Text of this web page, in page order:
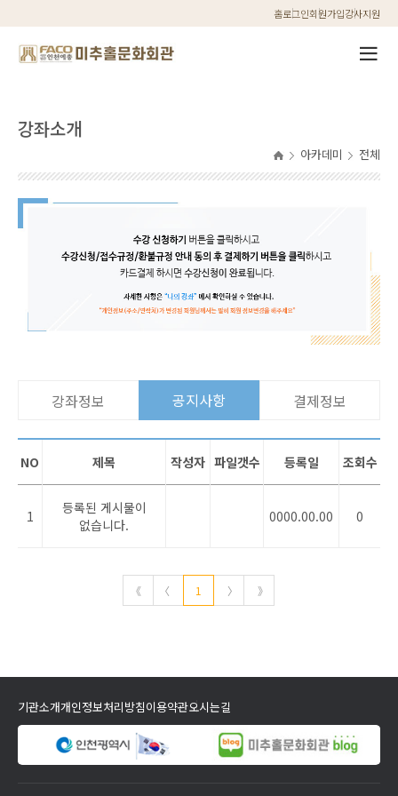
홈로그인회원가입강사지원
강좌소개
아카데미 전체
강좌정보 공지사항 결제정보
NO 제목 작성자 파일갯수 등록일 조회수
1
등록된 게시물이
없습니다.
0000.00.00 0
《 〈 1 〉 》
기관소개개인정보처리방침이용약관오시는길